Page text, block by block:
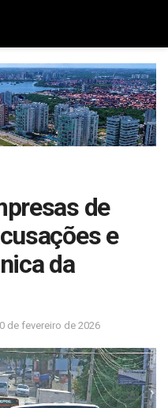
de
e
da
de fevereiro de 2026